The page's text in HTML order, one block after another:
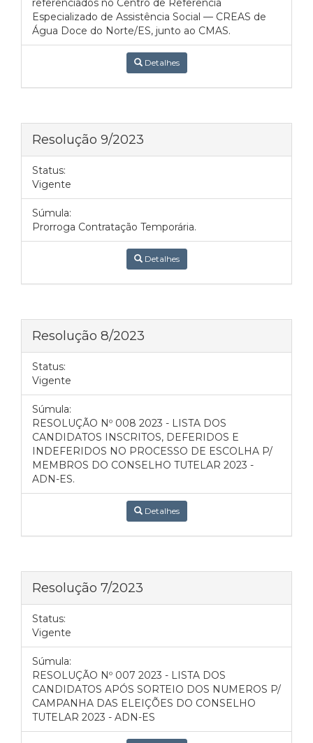
referenciados no Centro de Referência
Especializado de Assistência Social — CREAS de
Água Doce do Norte/ES, junto ao CMAS.
Detalhes
Resolução 9/2023
Status:
Vigente
Súmula:
Prorroga Contratação Temporária.
Detalhes
Resolução 8/2023
Status:
Vigente
Súmula:
RESOLUÇÃO Nº 008 2023 - LISTA DOS
CANDIDATOS INSCRITOS, DEFERIDOS E
INDEFERIDOS NO PROCESSO DE ESCOLHA P/
MEMBROS DO CONSELHO TUTELAR 2023 -
ADN-ES.
Detalhes
Resolução 7/2023
Status:
Vigente
Súmula:
RESOLUÇÃO Nº 007 2023 - LISTA DOS
CANDIDATOS APÓS SORTEIO DOS NUMEROS P/
CAMPANHA DAS ELEIÇÕES DO CONSELHO
TUTELAR 2023 - ADN-ES